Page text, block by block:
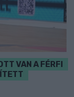
VAN A FÉRFI